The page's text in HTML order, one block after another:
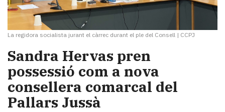
La regidora socialista jurant el càrrec durant el ple del Consell | CCPJ
Sandra Hervas pren
possessió com a nova
consellera comarcal del
Pallars Jussà